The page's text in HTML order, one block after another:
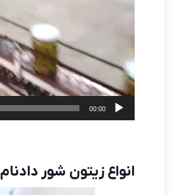
00:00
انواع زیتون شور دادنام